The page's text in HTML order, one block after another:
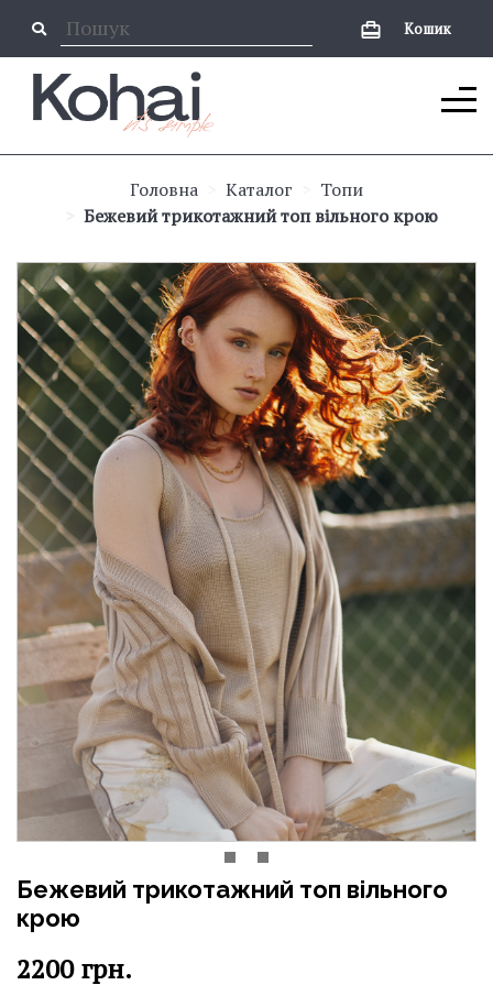
Кошик
Головна Каталог
Топи
Бежевий трикотажний топ вільного крою
Бежевий трикотажний топ вільного
крою
2200грн.